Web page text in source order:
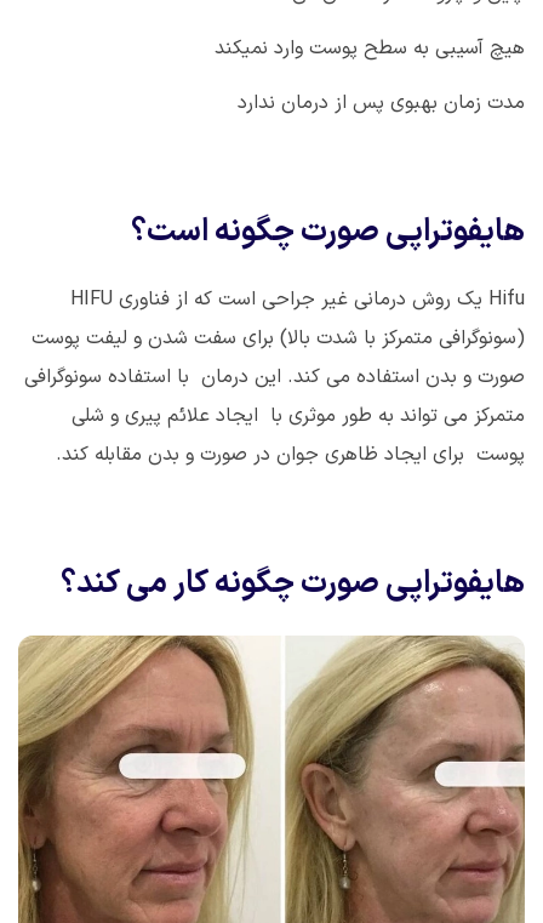
هیچ آسیبی به سطح پوست وارد نمیکند
مدت زمان بهبوی پس از درمان ندارد
هایفوتراپی صورت چگونه است؟
Hifu یک روش درمانی غیر جراحی است که از فناوری HIFU
(سونوگرافی متمرکز با شدت بالا) برای سفت شدن و لیفت پوست
صورت و بدن استفاده می کند. این درمان با استفاده سونوگرافی
متمرکز می تواند به طور موثری با ایجاد علائم پیری و شلی
پوست برای ایجاد ظاهری جوان در صورت و بدن مقابله کند.
هایفوتراپی صورت چگونه کار می کند؟